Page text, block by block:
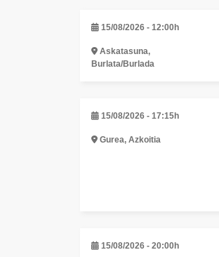
15/08/2026 - 12:00h
Askatasuna,
Burlata/Burlada
15/08/2026 - 17:15h
Gurea, Azkoitia
15/08/2026 - 20:00h